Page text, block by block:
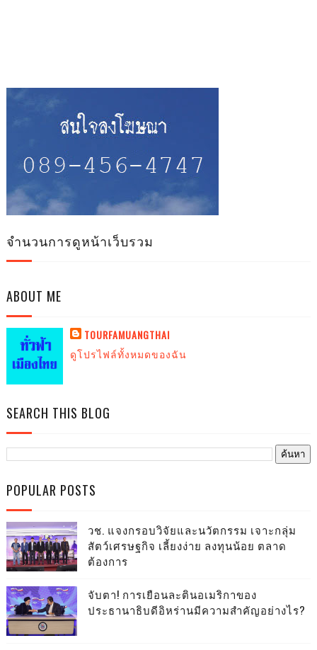
จำนวนการดูหน้าเว็บรวม
ABOUT ME
TOURFAMUANGTHAI
ดูโปรไฟล์ทั้งหมดของฉัน
SEARCH THIS BLOG
POPULAR POSTS
วช. แจงกรอบวิจัยและนวัตกรรม เจาะกลุ่ม
สัตว์เศรษฐกิจ เลี้ยงง่าย ลงทุนน้อย ตลาด
ต้องการ
จับตา! การเยือนละตินอเมริกาของ
ประธานาธิบดีอิหร่านมีความสำคัญอย่างไร?